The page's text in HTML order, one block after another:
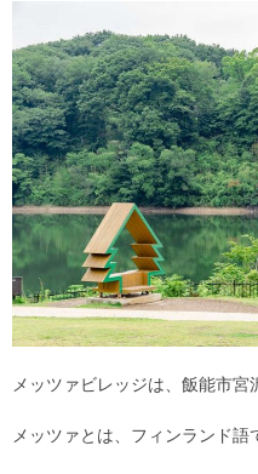
メッツァビレッジは、飯能市宮
メッツァとは、フィンランド